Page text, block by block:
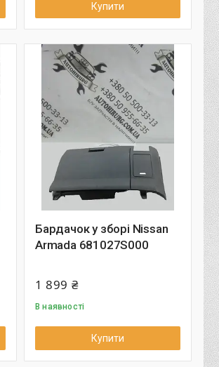
Купити
Бардачок у зборі Nissan
Armada 681027S000
1 899 ₴
В наявності
Купити